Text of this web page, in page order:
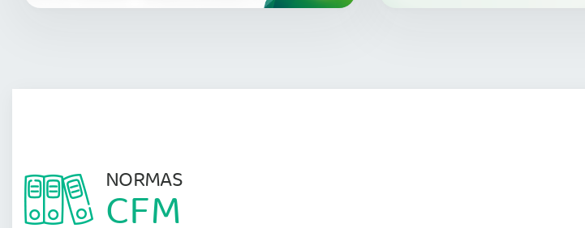
NORMAS
CFM